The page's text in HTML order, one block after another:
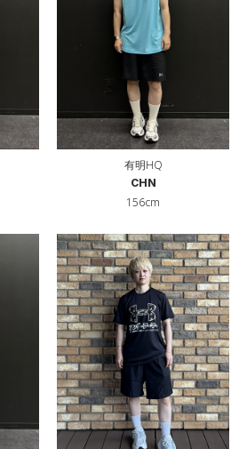
有明HQ
CHN
156cm